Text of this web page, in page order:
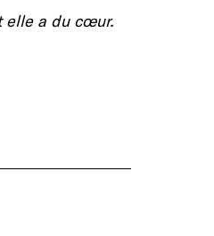
elle a du cœur.